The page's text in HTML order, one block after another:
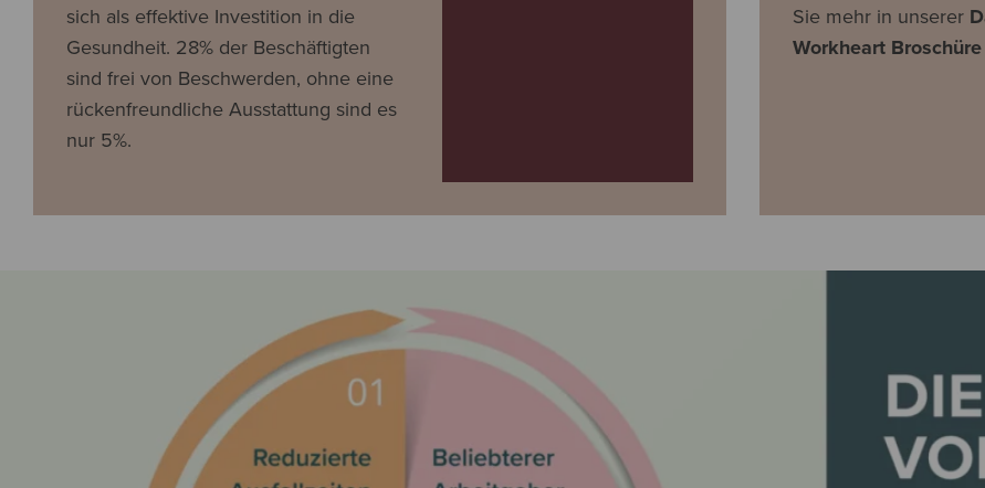
sich als effektive Investition in die
Gesundheit. 28% der Beschäftigten
sind frei von Beschwerden, ohne eine
rückenfreundliche Ausstattung sind es
nur 5%.
Sie mehr in unserer
Workheart Broschüre